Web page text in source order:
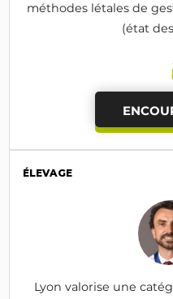
méthodes létales de
(état
ÉLEVAGE
Lyon valorise une